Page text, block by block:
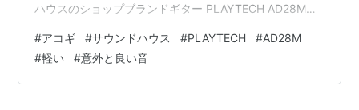
ハウスのショップブランドギター PLAYTECH AD28Mが
はどう？ 最後に 私のギターでも良いとは言いましたが
最初は私のギターを持って行くと言っていましたが、そ
れだと私がまた買わないとダメ なので安くても良いんだ
#アコギ #サウンドハウス #PLAYTECH #AD28M
#軽い #意外と良い音